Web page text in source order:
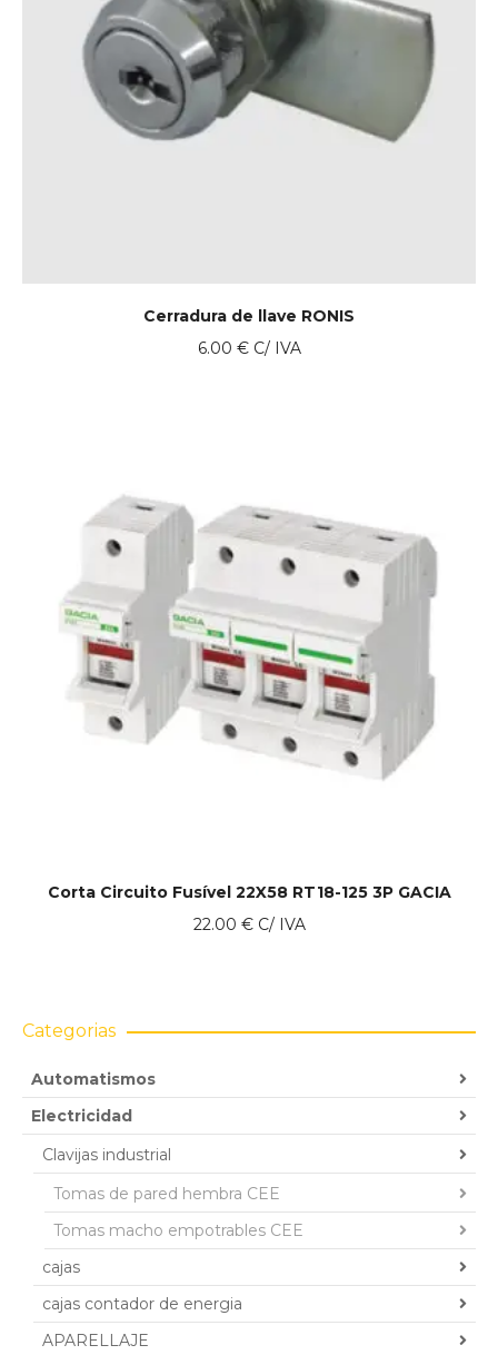
Cerradura de llave RONIS
6.00 €C/ IVA
Corta Circuito Fusível 22X58 RT18-125 3P GACIA
22.00 €C/ IVA
Categorias
Automatismos
Electricidad
Clavijas industrial
Tomas de pared hembra CEE
Tomas macho empotrables CEE
cajas
cajas contador de energia
APARELLAJE